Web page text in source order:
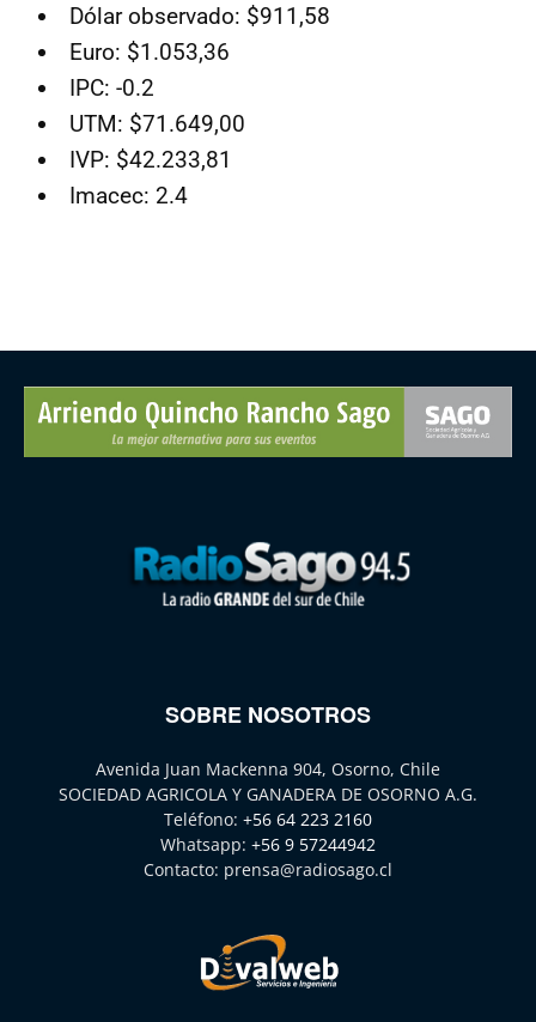
Dólar observado: $911,58
Euro: $1.053,36
IPC: -0.2
UTM: $71.649,00
IVP: $42.233,81
Imacec: 2.4
SOBRE NOSOTROS
Avenida Juan Mackenna 904, Osorno, Chile
SOCIEDAD AGRICOLA Y GANADERA DE OSORNO A.G.
Teléfono: +56 64 223 2160
Whatsapp: +56 9 57244942
Contacto: prensa@radiosago.cl